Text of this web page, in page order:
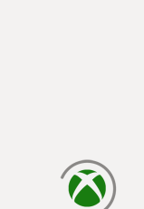
завантаження